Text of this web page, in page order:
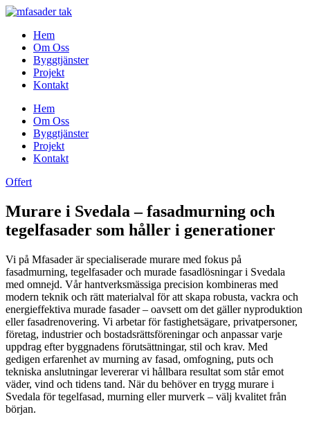
Skip
contentHem
Om Oss
Byggtjänster
Projekt
Kontakt
Hem
Om Oss
Byggtjänster
Projekt
Kontakt
Offert
Murare i Svedala – fasadmurning och
tegelfasader som håller i generationer
Vi på Mfasader är specialiserade murare med fokus på
fasadmurning, tegelfasader och murade fasadlösningar i Svedala
med omnejd. Vår hantverksmässiga precision kombineras med
modern teknik och rätt materialval för att skapa robusta, vackra och
energieffektiva murade fasader – oavsett om det gäller nyproduktion
eller fasadrenovering. Vi arbetar för fastighetsägare, privatpersoner,
företag, industrier och bostadsrättsföreningar och anpassar varje
uppdrag efter byggnadens förutsättningar, stil och krav. Med
gedigen erfarenhet av murning av fasad, omfogning, puts och
tekniska anslutningar levererar vi hållbara resultat som står emot
väder, vind och tidens tand. När du behöver en trygg murare i
Svedala för tegelfasad, murning eller murverk – välj kvalitet från
början.